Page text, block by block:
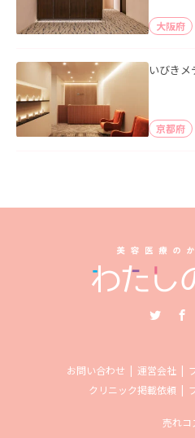
大阪府
いびき
京都府
お問い合わせ 運営会社
クリニック掲載依頼
売れコ